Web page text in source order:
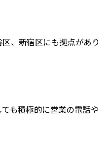
、新宿区にも拠点があり
も積極的に営業の電話や